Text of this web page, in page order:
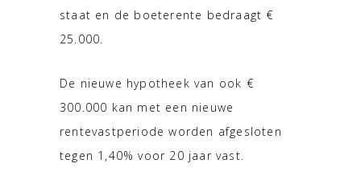
staat en de boeterente bedraagt €
25.000.
De nieuwe hypotheek van ook €
300.000 kan met een nieuwe
rentevastperiode worden afgesloten
tegen 1,40% voor 20 jaar vast.